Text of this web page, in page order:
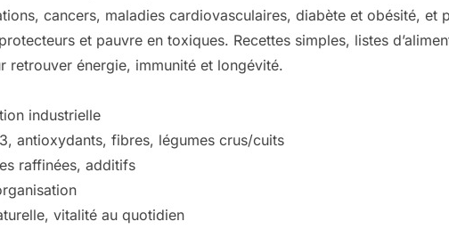
cancers, maladies cardiovasculaires, diabète et obésité,
et pauvre en toxiques. Recettes simples, listes
retrouver énergie, immunité et longévité.
industrielle
antioxydants, fibres, légumes crus/cuits
raffinées, additifs
vitalité au quotidien